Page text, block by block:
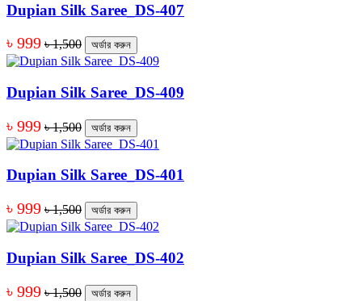
Dupian Silk Saree_DS-407
৳ 999 ৳ 1,500 অর্ডার করুন
Dupian Silk Saree_DS-409
৳ 999 ৳ 1,500 অর্ডার করুন
Dupian Silk Saree_DS-401
৳ 999 ৳ 1,500 অর্ডার করুন
Dupian Silk Saree_DS-402
৳ 999 ৳ 1,500 অর্ডার করুন